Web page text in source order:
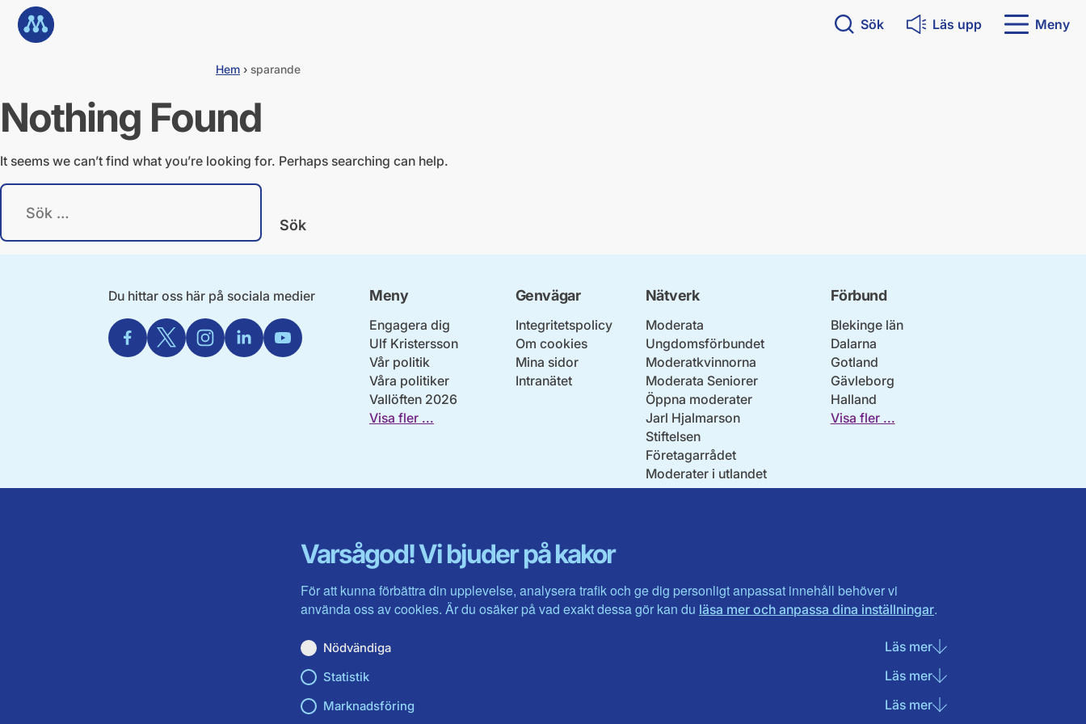
Varsågod! Vi bjuder på kakor
För att kunna förbättra din upplevelse, analysera trafik och ge dig personligt anpassat innehåll behöver vi
använda oss av cookies. Är du osäker på vad exakt dessa gör kan du läsa mer och anpassa dina inställningar.
Nödvändiga Läs merom Nödvändiga cookies
Statistik Läs merom Statistik cookies
Marknadsföring Läs merom Marknadsföring
k
t
i
l
l
n
Sök Läs upp Meny
Hem › sparande
Nothing Found
It seems we can’t find what you’re looking for. Perhaps searching can help.
S
e
Du hittar oss här på sociala medier
Facebook
X InstagramLinkedinYoutube
Meny
Engagera dig
Ulf Kristersson
Vår politik
Våra politiker
Vallöften 2026
Visa fler ...
Genvägar
Integritetspolicy
Om cookies
Mina sidor
Intranätet
Nätverk
Moderata
Ungdomsförbundet
Moderatkvinnorna
Moderata Seniorer
Öppna moderater
Jarl Hjalmarson
Stiftelsen
Företagarrådet
Moderater i utlandet
Förbund
Blekinge län
Dalarna
Gotland
Gävleborg
Halland
Visa fler ...